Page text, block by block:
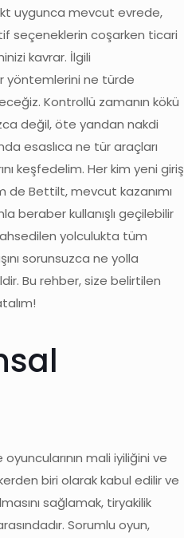
uygunca mevcut evrede,
seçeneklerin coşarken ticari
kavrar. İlgili
yöntemlerini ne türde
Kontrollü zamanın kökü
değil, öte yandan nakdi
esaslıca ne tür araçları
keşfedelim. Her kim yeni giriş
de Bettilt, mevcut kazanımı
beraber kullanışlı geçilebilir
yolculukta tüm
sorunsuzca ne yolla
Bu rehber, size belirtilen
mali iyiliğini ve
biri olarak kabul edilir ve
sağlamak, tiryakilik
Sorumlu oyun,